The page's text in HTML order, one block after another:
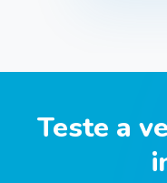
Teste a